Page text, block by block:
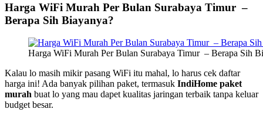
Harga WiFi Murah Per Bulan Surabaya Timur –
Berapa Sih Biayanya?
Harga WiFi Murah Per Bulan Surabaya Timur – Berapa Sih
Kalau lo masih mikir pasang WiFi itu mahal, lo harus cek daftar
harga ini! Ada banyak pilihan paket, termasuk IndiHome paket
murah buat lo yang mau dapet kualitas jaringan terbaik tanpa keluar
budget besar.